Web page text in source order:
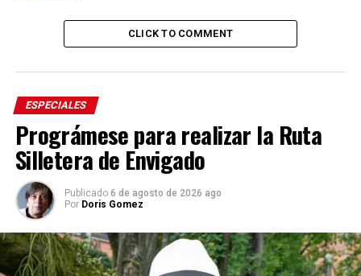
CLICK TO COMMENT
ESPECIALES
Prográmese para realizar la Ruta
Silletera de Envigado
Publicado 6 de agosto de 2026 ago
Por Doris Gomez